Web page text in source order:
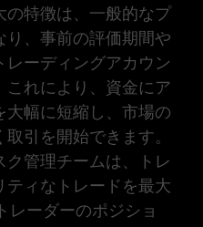
特徴は、一般的なプ
り、事前の評価期間や
ーディングアカウン
これにより、資金にア
幅に短縮し、市場の
引を開始できます。
管理チームは、トレ
ィなトレードを最大
レーダーのポジショ